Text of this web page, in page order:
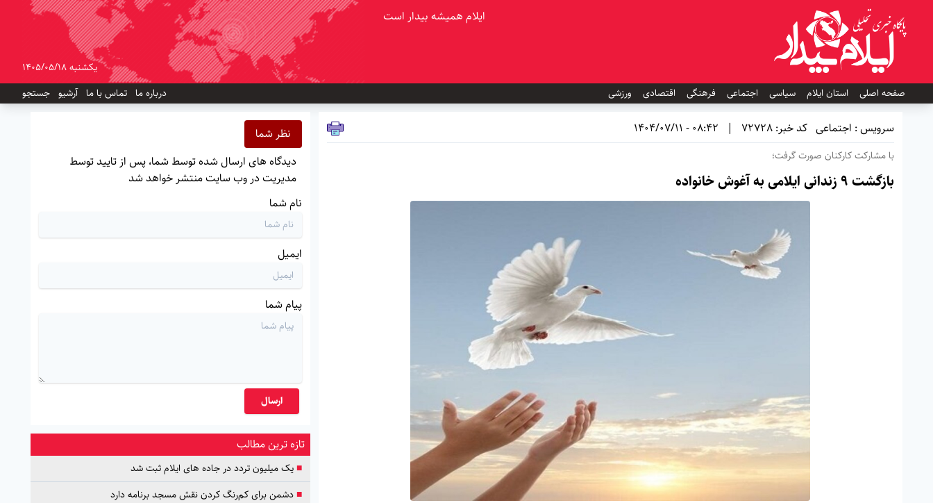
ایلام همیشه بیدار است
یکشنبه 1405/05/18
صفحه اصلی
استان ایلام سیاسی اجتماعی فرهنگی اقتصادی ورزشی درباره ما تماس با ما آرشیو جستجو
سرویس : اجتماعی کد خبر: 72728 |
08:42 - 1404/07/11
با مشارکت کارکنان صورت گرفت؛
بازگشت ۹ زندانی ایلامی به آغوش خانواده
نظر شما
دیدگاه های ارسال شده توسط شما، پس از تایید توسط
مدیریت در وب سایت منتشر خواهد شد
نام شما
ایمیل
پیام شما
ارسال
تازه ترین مطالب
■یک میلیون تردد در جاده های ایلام ثبت شد
■دشمن برای کم‌رنگ کردن نقش مسجد برنامه دارد